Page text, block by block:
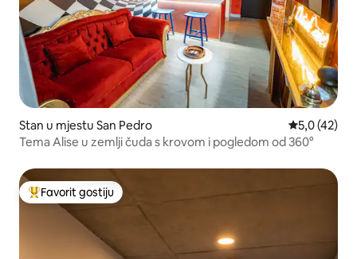
Stan u mjestu San Pedro Prosječna
5,0 (42)
Tema Alise u zemlji čuda s krovom i pogledom od 360°
Glavni favorit gostiju
Favorit gostiju